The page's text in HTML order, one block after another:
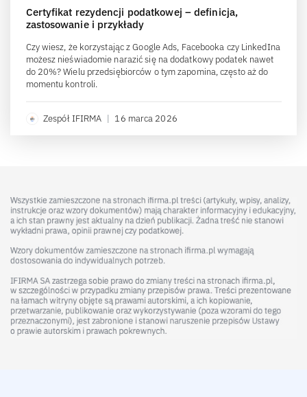
Certyfikat rezydencji podatkowej – definicja,
zastosowanie i przykłady
Czy wiesz, że korzystając z Google Ads, Facebooka czy LinkedIna
możesz nieświadomie narazić się na dodatkowy podatek nawet
do 20%? Wielu przedsiębiorców o tym zapomina, często aż do
momentu kontroli.
Zespół IFIRMA | 16 marca 2026